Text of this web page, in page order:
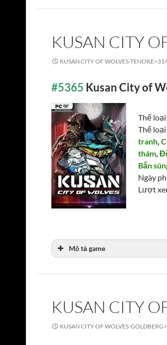
KUSAN CITY
KUSAN CITY OF WOLVES-TENOKE>
#5365 Kusan City of
Thể loại:
Thể
tranh,
thám,
Bắn
Ngày
Lượt
Mô tả game
KUSAN CITY
KUSAN CITY OF WOLVES-GOLDBERG>